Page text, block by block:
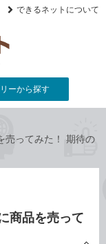
YouTube
できるネットについて
ーから探す
売ってみた！ 期待の
商品を売って